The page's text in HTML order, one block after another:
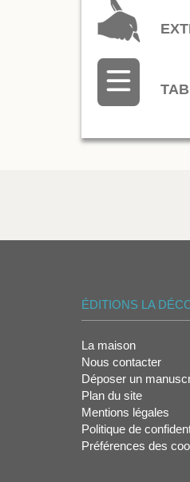
ÉDITIONS LA
La maison
Nous contacter
Déposer un
Plan du site
Mentions légales
Politique de
Préférences des